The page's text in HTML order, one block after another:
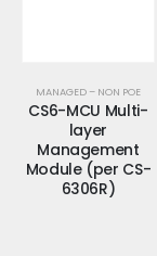
MANAGED – NON POE
CS6-MCU Multi-
layer
Management
Module (per CS-
6306R)